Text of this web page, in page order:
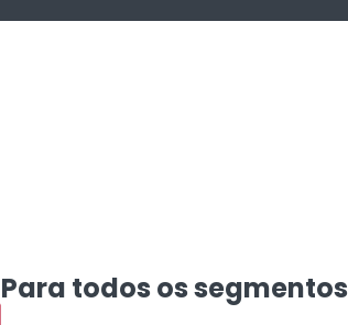
Para todos os segmentos